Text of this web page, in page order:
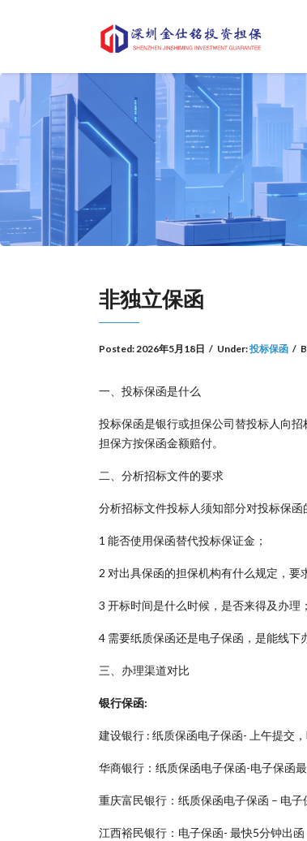
非独立保函
Posted:2026年5月18日 / Under:投标保函 /
一、投标保函是什么
投标保函是银行或担保公司替投标人向
担保方按保函金额赔付。
二、分析招标文件的要求
分析招标文件投标人须知部分对投标保函
1 能否使用保函替代投标保证金；
2 对出具保函的担保机构有什么规定，要
3 开标时间是什么时候，是否来得及办理；
4 需要纸质保函还是电子保函，是能线下
三、办理渠道对比
银行保函:
建设银行 : 纸质保函电子保函- 上午提交
华商银行：纸质保函电子保函-电子保函
重庆富民银行：纸质保函电子保函 – 电
江西裕民银行：电子保函- 最快5分钟出